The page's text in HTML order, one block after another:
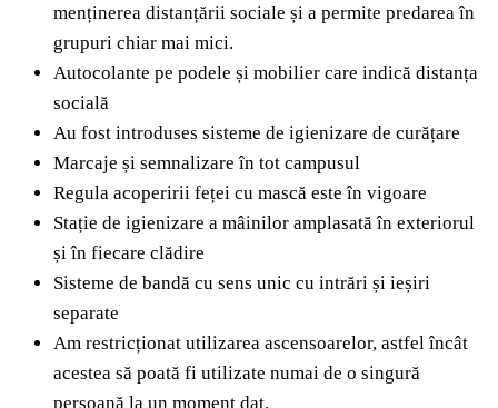
menținerea distanțării sociale și a permite predarea în
grupuri chiar mai mici.
Autocolante pe podele și mobilier care indică distanța
socială
Au fost introduses sisteme de igienizare de curățare
Marcaje și semnalizare în tot campusul
Regula acoperirii feței cu mască este în vigoare
Stație de igienizare a mâinilor amplasată în exteriorul
și în fiecare clădire
Sisteme de bandă cu sens unic cu intrări și ieșiri
separate
Am restricționat utilizarea ascensoarelor, astfel încât
acestea să poată fi utilizate numai de o singură
persoană la un moment dat.